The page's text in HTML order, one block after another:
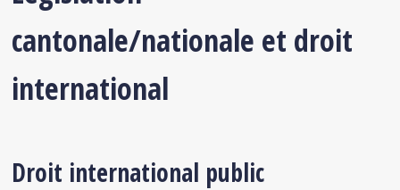
cantonale/nationale et droit
international
Droit international public